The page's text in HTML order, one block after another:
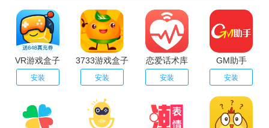
VR游戏盒子
安装
3733游戏盒子
安装
恋爱话术库
安装
GM助手
安装